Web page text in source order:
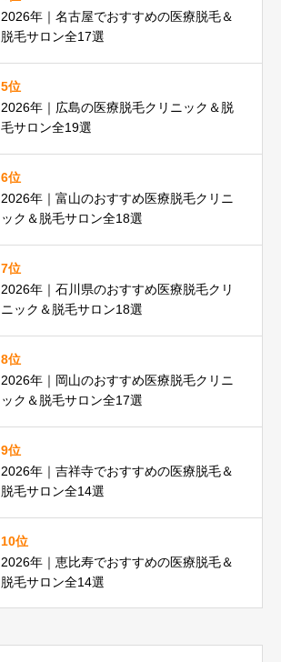
2026年｜名古屋でおすすめの医療脱毛＆
脱毛サロン全17選
5位
2026年｜広島の医療脱毛クリニック＆脱
毛サロン全19選
6位
2026年｜富山のおすすめ医療脱毛クリニ
ック＆脱毛サロン全18選
7位
2026年｜石川県のおすすめ医療脱毛クリ
ニック＆脱毛サロン18選
8位
2026年｜岡山のおすすめ医療脱毛クリニ
ック＆脱毛サロン全17選
9位
2026年｜吉祥寺でおすすめの医療脱毛＆
脱毛サロン全14選
10位
2026年｜恵比寿でおすすめの医療脱毛＆
脱毛サロン全14選